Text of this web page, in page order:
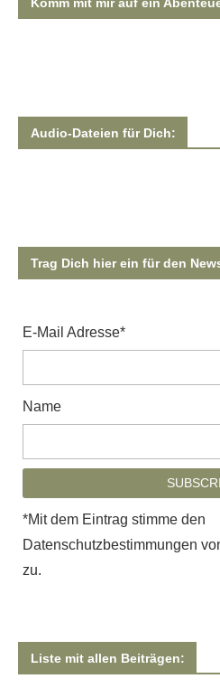
Audio-Dateien für Dich:
Trag Dich hier ein für den
E-Mail Adresse*
Name
*Mit dem Eintrag stimme den
Datenschutzbestimmungen
zu.
Liste mit allen Beiträgen: